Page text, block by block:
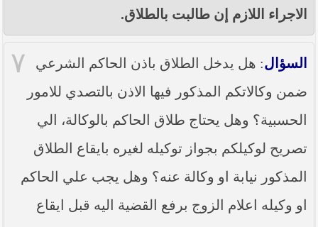
الاجراء اللازم إن طالبت بالطلاق.
٧ السؤال: هل يدخل الطلاق باذن الحاكم الشرعي
ضمن وكالاتكم المذكور فيها الاذن بالتصدي للامور
الحسبية؟ وهل يحتاج طلاق الحاكم بالوكالة، الي
تصريح لوكيلكم بجواز توكيله لغيره بايقاع الطلاق
المذكور نيابة او وكالة عنه؟ وهل يجب علي الحاكم
او وكيله اعلام الزوج برفع القضية اليه قبل ايقاع